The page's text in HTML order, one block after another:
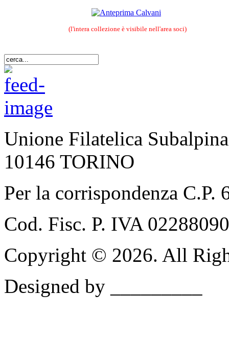
(l'intera collezione è visibile nell'area soci)
Unione Filatelica
10146 TORINO
Per la corrispondenza
Cod. Fisc. P. IVA
Copyright © 2026. All
Designed by _________